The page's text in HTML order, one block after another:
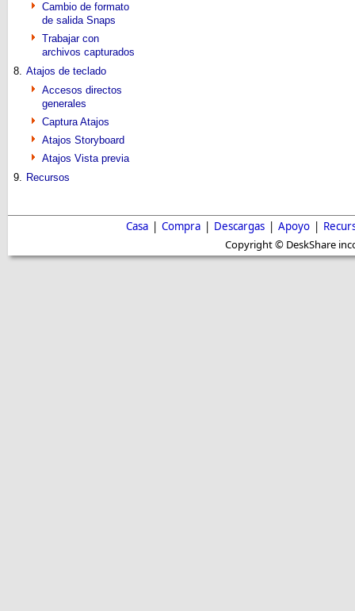
Cambio de formato
de salida Snaps
Trabajar con
archivos capturados
8. Atajos de teclado
Accesos directos
generales
Captura Atajos
Atajos Storyboard
Atajos Vista previa
9. Recursos
Casa | Compra | Descargas | Apoyo |
Copyright © DeskShare